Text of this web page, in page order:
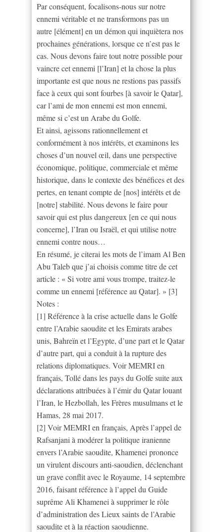
Par conséquent, focalisons-nous sur notre
ennemi véritable et ne transformons pas un
autre [élément] en un démon qui inquiètera nos
prochaines générations, lorsque ce n’est pas le
cas. Nous devons faire tout notre possible pour
vaincre cet ennemi [l’Iran] et la chose la plus
importante est que nous ne restions pas passifs
face à ceux qui sont fourbes [à savoir le Qatar],
car l’ami de mon ennemi est mon ennemi,
même si c’est un Arabe du Golfe.
Et ainsi, agissons rationnellement et
conformément à nos intérêts, et examinons les
choses d’un nouvel œil, dans une perspective
économique, politique, commerciale et même
historique, dans le contexte des bénéfices et des
pertes, en tenant compte de [nos] intérêts et de
[notre] stabilité. Nous devons le faire pour
savoir qui est plus dangereux [en ce qui nous
concerne], l’Iran ou Israël, et qui utilise notre
ennemi contre nous…
En résumé, je citerai les mots de l’imam Al Ben
Abu Taleb que j’ai choisis comme titre de cet
article : « Si votre ami vous trompe, traitez-le
comme un ennemi [référence au Qatar]. » [3]
Notes :
[1] Référence à la crise actuelle dans le Golfe
entre l’Arabie saoudite et les Emirats arabes
unis, Bahreïn et l’Egypte, d’une part et le Qatar
d’autre part, qui a conduit à la rupture des
relations diplomatiques. Voir MEMRI en
français, Tollé dans les pays du Golfe suite aux
déclarations attribuées à l’émir du Qatar louant
l’Iran, le Hezbollah, les Frères musulmans et le
Hamas, 28 mai 2017.
[2] Voir MEMRI en français, Après l’appel de
Rafsanjani à modérer la politique iranienne
envers l’Arabie saoudite, Khamenei prononce
un virulent discours anti-saoudien, déclenchant
un grave conflit avec le Royaume, 14 septembre
2016, faisant référence à l’appel du Guide
suprême Ali Khamenei à supprimer le rôle
d’administration des Lieux saints de l’Arabie
saoudite et à la réaction saoudienne.